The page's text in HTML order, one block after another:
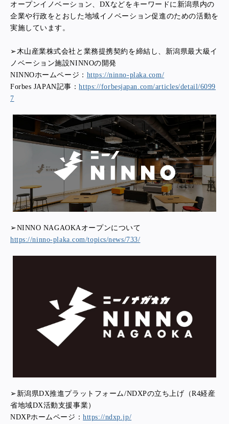
オープンイノベーション、DXなどをキーワードに新潟県内の
企業や行政をとおした地域イノベーション促進のための活動を
実施しています。
➢木山産業株式会社と業務提携契約を締結し、新潟県最大級イ
ノベーション施設NINNOの開発
NINNOホームページ： https://ninno-plaka.com/
Forbes JAPAN記事：https://forbesjapan.com/articles/detail/6099
7
➢NINNO NAGAOKAオープンについて
https://ninno-plaka.com/topics/news/733/
➢新潟県DX推進プラットフォーム/NDXPの立ち上げ（R4経産
省地域DX活動支援事業）
NDXPホームページ：https://ndxp.jp/